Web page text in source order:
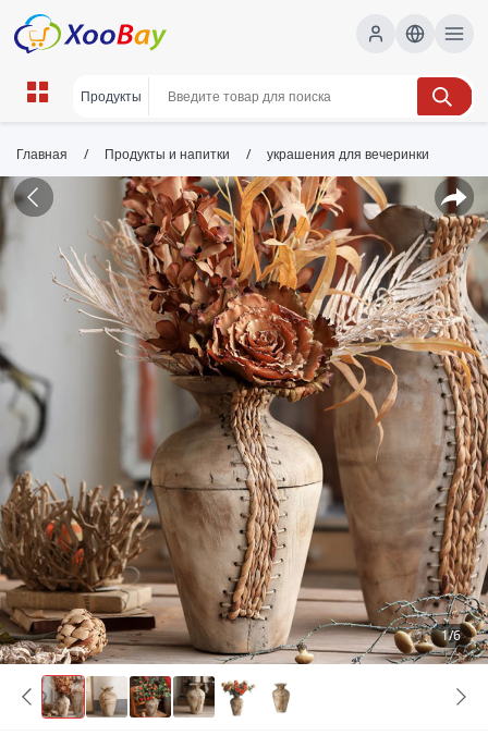
Главная / Продукты и напитки / украшения для вечеринки
1/6